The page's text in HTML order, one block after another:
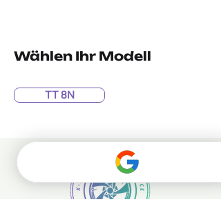
Wählen Ihr Modell
TT 8N